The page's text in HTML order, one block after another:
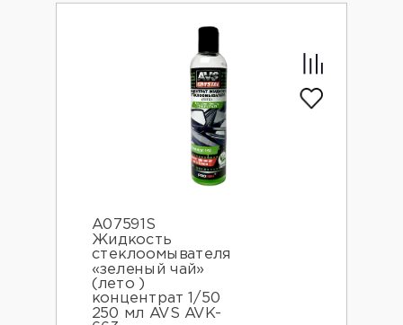
A07591S
Жидкость
стеклоомывателя
«зеленый чай»
(лето )
концентрат 1/50
250 мл AVS AVK-